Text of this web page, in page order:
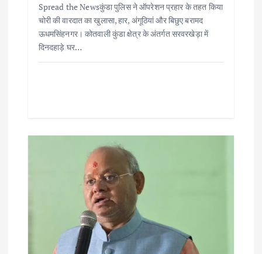
Spread the Newsकुंडा पुलिस ने ऑपरेशन प्रहार के तहत किया
चोरी की वारदात का खुलासा, हार, अंगूठियां और बिछुए बरामद
ऊधमसिंहनगर। कोतवाली कुंडा क्षेत्र के अंतर्गत सरवरखेड़ा में
दिनदहाड़े घर…